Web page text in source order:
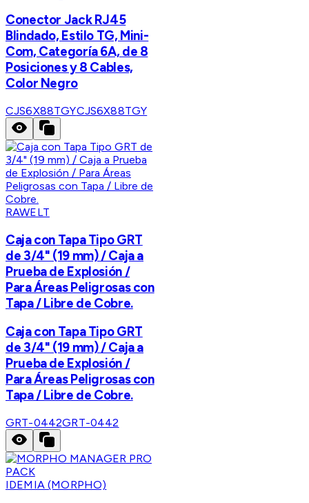
Conector Jack RJ45
Blindado, Estilo TG, Mini-
Com, Categoría 6A, de 8
Posiciones y 8 Cables,
Color Negro
CJS6X88TGYCJS6X88TGY
RAWELT
Caja con Tapa Tipo GRT
de 3/4" (19 mm) / Caja a
Prueba de Explosión /
Para Áreas Peligrosas con
Tapa / Libre de Cobre.
Caja con Tapa Tipo GRT
de 3/4" (19 mm) / Caja a
Prueba de Explosión /
Para Áreas Peligrosas con
Tapa / Libre de Cobre.
GRT-0442GRT-0442
IDEMIA (MORPHO)